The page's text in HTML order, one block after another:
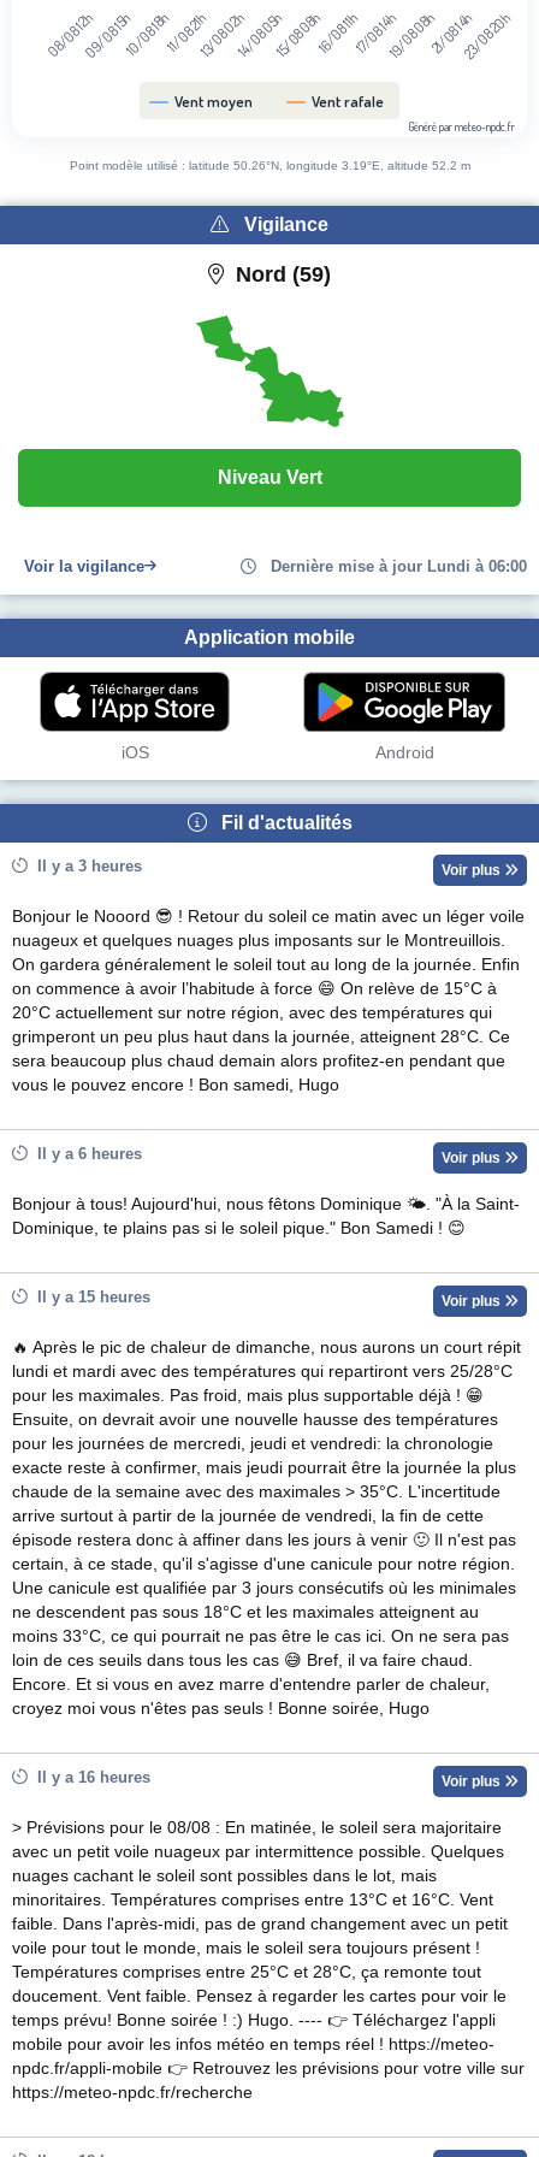
Vent moyen Vent rafale
08/08 12h09/08 15h10/08 18h11/08 21h13/08 02h14/08 05h15/08 08h16/08 11h17/08 14h19/08 08h21/08 14h23/08 20h
Généré par meteo-npdc.fr
Point modèle utilisé : latitude 50.26°N, longitude 3.19°E, altitude 52.2 m
Vigilance
Nord (59)
Niveau Vert
Voir la vigilance Dernière mise à jour Lundi à 06:00
Application mobile
iOS Android
Fil d'actualités
Il y a 3 heures Voir plus
Bonjour le Nooord 😎 ! Retour du soleil ce matin avec un léger voile
nuageux et quelques nuages plus imposants sur le Montreuillois.
On gardera généralement le soleil tout au long de la journée. Enfin
on commence à avoir l’habitude à force 😄 On relève de 15°C à
20°C actuellement sur notre région, avec des températures qui
grimperont un peu plus haut dans la journée, atteignent 28°C. Ce
sera beaucoup plus chaud demain alors profitez-en pendant que
vous le pouvez encore ! Bon samedi, Hugo
Il y a 6 heures Voir plus
Bonjour à tous! Aujourd'hui, nous fêtons Dominique 🌤. "À la Saint-
Dominique, te plains pas si le soleil pique." Bon Samedi ! 😊
Il y a 15 heures Voir plus
🔥 Après le pic de chaleur de dimanche, nous aurons un court répit
lundi et mardi avec des températures qui repartiront vers 25/28°C
pour les maximales. Pas froid, mais plus supportable déjà ! 😁
Ensuite, on devrait avoir une nouvelle hausse des températures
pour les journées de mercredi, jeudi et vendredi: la chronologie
exacte reste à confirmer, mais jeudi pourrait être la journée la plus
chaude de la semaine avec des maximales > 35°C. L'incertitude
arrive surtout à partir de la journée de vendredi, la fin de cette
épisode restera donc à affiner dans les jours à venir 🙂 Il n'est pas
certain, à ce stade, qu'il s'agisse d'une canicule pour notre région.
Une canicule est qualifiée par 3 jours consécutifs où les minimales
ne descendent pas sous 18°C et les maximales atteignent au
moins 33°C, ce qui pourrait ne pas être le cas ici. On ne sera pas
loin de ces seuils dans tous les cas 😅 Bref, il va faire chaud.
Encore. Et si vous en avez marre d'entendre parler de chaleur,
croyez moi vous n'êtes pas seuls ! Bonne soirée, Hugo
Il y a 16 heures Voir plus
> Prévisions pour le 08/08 : En matinée, le soleil sera majoritaire
avec un petit voile nuageux par intermittence possible. Quelques
nuages cachant le soleil sont possibles dans le lot, mais
minoritaires. Températures comprises entre 13°C et 16°C. Vent
faible. Dans l'après-midi, pas de grand changement avec un petit
voile pour tout le monde, mais le soleil sera toujours présent !
Températures comprises entre 25°C et 28°C, ça remonte tout
doucement. Vent faible. Pensez à regarder les cartes pour voir le
temps prévu! Bonne soirée ! :) Hugo. ---- 👉 Téléchargez l'appli
mobile pour avoir les infos météo en temps réel ! https://meteo-
npdc.fr/appli-mobile 👉 Retrouvez les prévisions pour votre ville sur
https://meteo-npdc.fr/recherche